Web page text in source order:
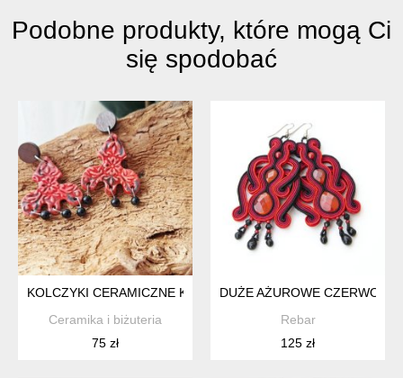
Podobne produkty, które mogą Ci
się spodobać
KOLCZYKI CERAMICZNE KORALOWE, CZARNY OBSYDIAN,
Ceramika i biżuteria
75 zł
DUŻE AŻUROWE CZERWONE
Rebar
125 zł